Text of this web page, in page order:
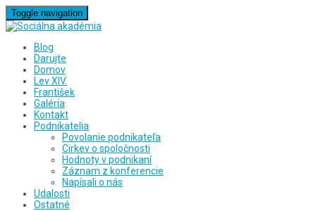
Toggle navigation
Blog
Darujte
Domov
Lev XIV.
František
Galéria
Kontakt
Podnikatelia
Povolanie podnikateľa
Cirkev o spoločnosti
Hodnoty v podnikaní
Záznam z konferencie
Napísali o nás
Udalosti
Ostatné